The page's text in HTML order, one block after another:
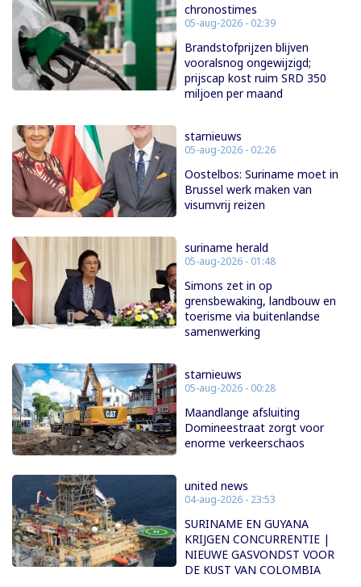
chronostimes
05-aug-2026 - 02:39
Brandstofprijzen blijven
vooralsnog ongewijzigd;
prijscap kost ruim SRD 350
miljoen per maand
starnieuws
05-aug-2026 - 02:26
Oostelbos: Suriname moet in
Brussel werk maken van
visumvrij reizen
suriname herald
05-aug-2026 - 01:48
Simons zet in op
grensbewaking, landbouw en
toerisme via buitenlandse
samenwerking
starnieuws
05-aug-2026 - 00:28
Maandlange afsluiting
Domineestraat zorgt voor
enorme verkeerschaos
united news
04-aug-2026 - 23:53
SURINAME EN GUYANA
KRIJGEN CONCURRENTIE |
NIEUWE GASVONDST VOOR
DE KUST VAN COLOMBIA